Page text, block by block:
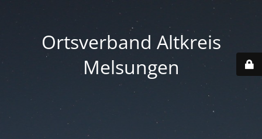
Ortsverband Altkreis
Melsungen